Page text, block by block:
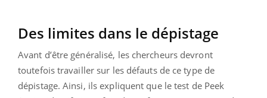
Des limites dans le dépistage
Avant d’être généralisé, les chercheurs devront
toutefois travailler sur les défauts de ce type de
dépistage. Ainsi, ils expliquent que le test de Peek